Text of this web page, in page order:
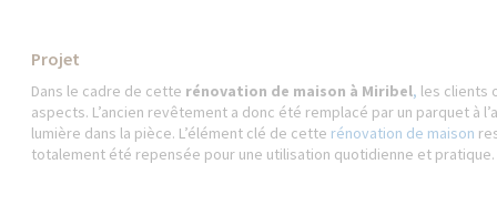
Projet
Dans le cadre de cette rénovation de maison à Miribel, les clients
aspects. L’ancien revêtement a donc été remplacé par un parquet
lumière dans la pièce. L’élément clé de cette rénovation de maison
totalement été repensée pour une utilisation quotidienne et